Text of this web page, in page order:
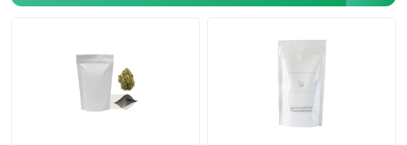
Pot en verre de concentré
Le verre roulent pré le tube